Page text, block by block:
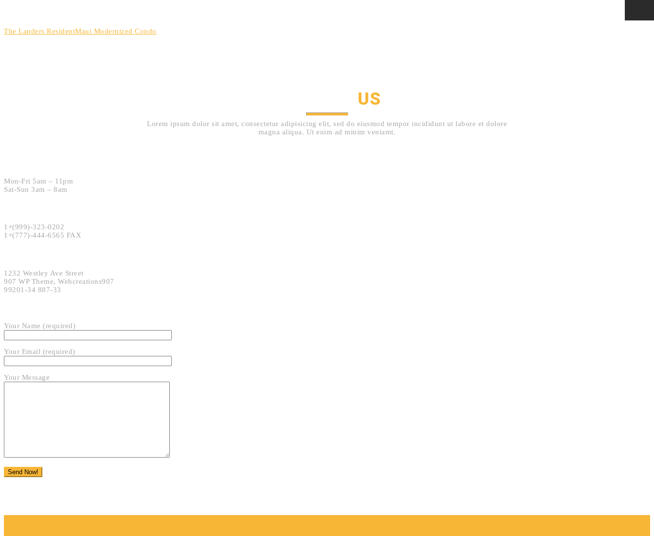
The Landers ResidentMaui Modernized Condo
US
Lorem ipsum dolor sit amet, consectetur adipisicing elit, sed do eiusmod tempor incididunt ut labore et dolore
magna aliqua. Ut enim ad minim veniamt.
Mon-Fri 5am – 11pm
Sat-Sun 3am – 8am
1+(999)-323-0202
1+(777)-444-6565 FAX
1232 Westley Ave Street
907 WP Theme, Webcreations907
99201-34 887-33
Your Name (required)
Your Email (required)
Your Message